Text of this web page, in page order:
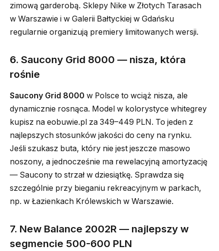
zimową garderobą. Sklepy Nike w Złotych Tarasach
w Warszawie i w Galerii Bałtyckiej w Gdańsku
regularnie organizują premiery limitowanych wersji.
6. Saucony Grid 8000 — nisza, która
rośnie
Saucony Grid 8000 w Polsce to wciąż nisza, ale
dynamicznie rosnąca. Model w kolorystyce whitegrey
kupisz na eobuwie.pl za 349–449 PLN. To jeden z
najlepszych stosunków jakości do ceny na rynku.
Jeśli szukasz buta, który nie jest jeszcze masowo
noszony, a jednocześnie ma rewelacyjną amortyzację
— Saucony to strzał w dziesiątkę. Sprawdza się
szczególnie przy bieganiu rekreacyjnym w parkach,
np. w Łazienkach Królewskich w Warszawie.
7. New Balance 2002R — najlepszy w
segmencie 500-600 PLN